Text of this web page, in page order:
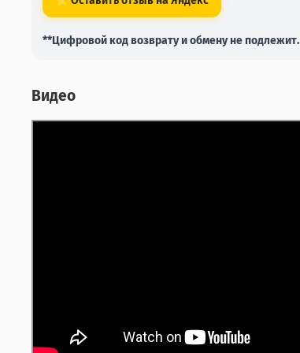
**Цифровой код возврату и обмену не подлежит.
Видео